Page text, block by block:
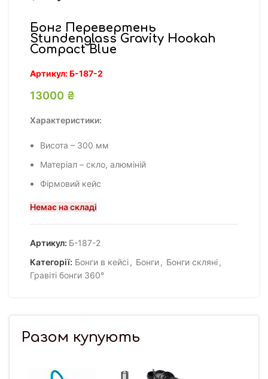
Бонг Перевертень
Stundenglass Gravity Hookah
Compact Blue
Артикул:Б-187-2
13000 ₴
Характеристики:
Висота – 300 мм
Матеріал – скло, алюміній
Фірмовий кейс
Немає на складі
Артикул: Б-187-2
Категорії: Бонги в кейсі, Бонги, Бонги скляні,
Гравіті бонги 360°
Разом купують